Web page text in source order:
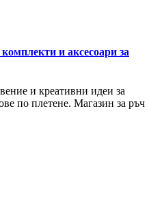
и аксесоари за
и креативни идеи за
по плетене. Магазин за ръч